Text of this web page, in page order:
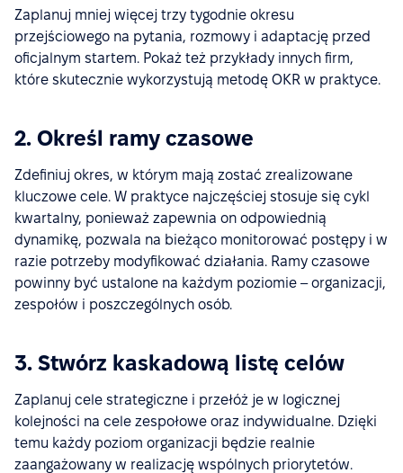
Zaplanuj mniej więcej trzy tygodnie okresu
przejściowego na pytania, rozmowy i adaptację przed
oficjalnym startem. Pokaż też przykłady innych firm,
które skutecznie wykorzystują metodę OKR w praktyce.
2. Określ ramy czasowe
Zdefiniuj okres, w którym mają zostać zrealizowane
kluczowe cele. W praktyce najczęściej stosuje się cykl
kwartalny, ponieważ zapewnia on odpowiednią
dynamikę, pozwala na bieżąco monitorować postępy i w
razie potrzeby modyfikować działania. Ramy czasowe
powinny być ustalone na każdym poziomie – organizacji,
zespołów i poszczególnych osób.
3. Stwórz kaskadową listę celów
Zaplanuj cele strategiczne i przełóż je w logicznej
kolejności na cele zespołowe oraz indywidualne. Dzięki
temu każdy poziom organizacji będzie realnie
zaangażowany w realizację wspólnych priorytetów.